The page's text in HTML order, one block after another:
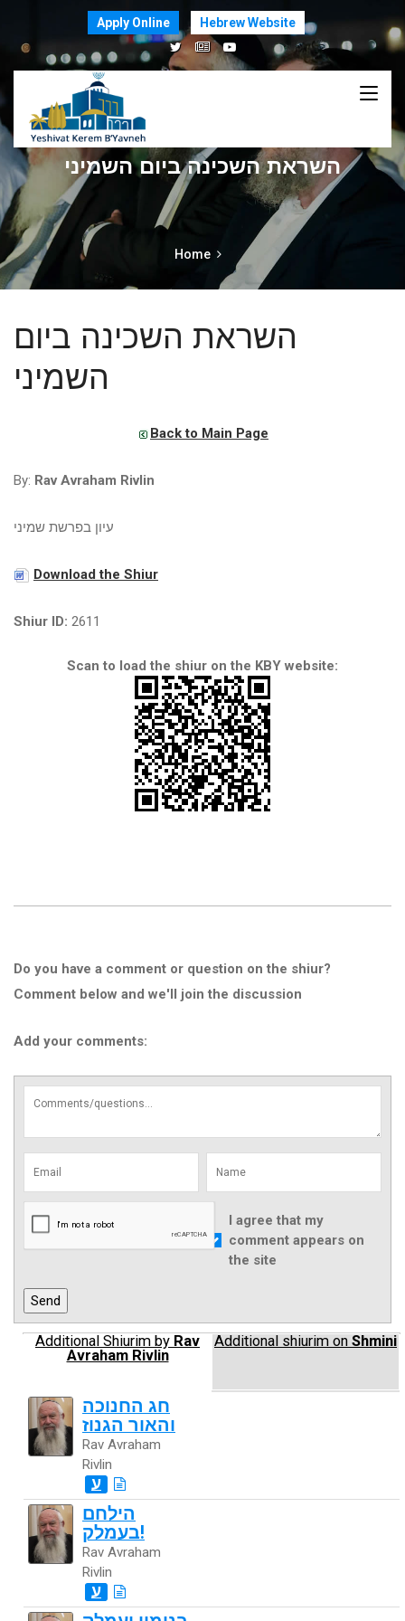
Apply Online Hebrew Website
השראת השכינה ביום השמיני
Home
השראת השכינה ביום
השמיני
Back to Main Page
By: Rav Avraham Rivlin
עיון בפרשת שמיני
Download the Shiur
Shiur ID: 2611
Scan to load the shiur on the KBY website:
Do you have a comment or question on the shiur?
Comment below and we'll join the discussion
Add your comments:
I agree that my
comment appears on
the site
Additional Shiurim by Rav
Avraham Rivlin
Additional shiurim on Shmini
חג החנוכה
והאור הגנוז
Rav Avraham
Rivlin
ע
הילחם
בעמלק!
Rav Avraham
Rivlin
ע